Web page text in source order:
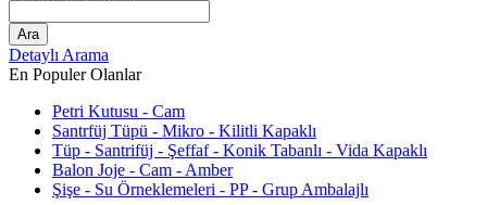
Ara
Detaylı Arama
En Populer Olanlar
Petri Kutusu - Cam
Santrfüj Tüpü - Mikro - Kilitli Kapaklı
Tüp - Santrifüj - Şeffaf - Konik Tabanlı - Vida Kapaklı
Balon Joje - Cam - Amber
Şişe - Su Örneklemeleri - PP - Grup Ambalajlı